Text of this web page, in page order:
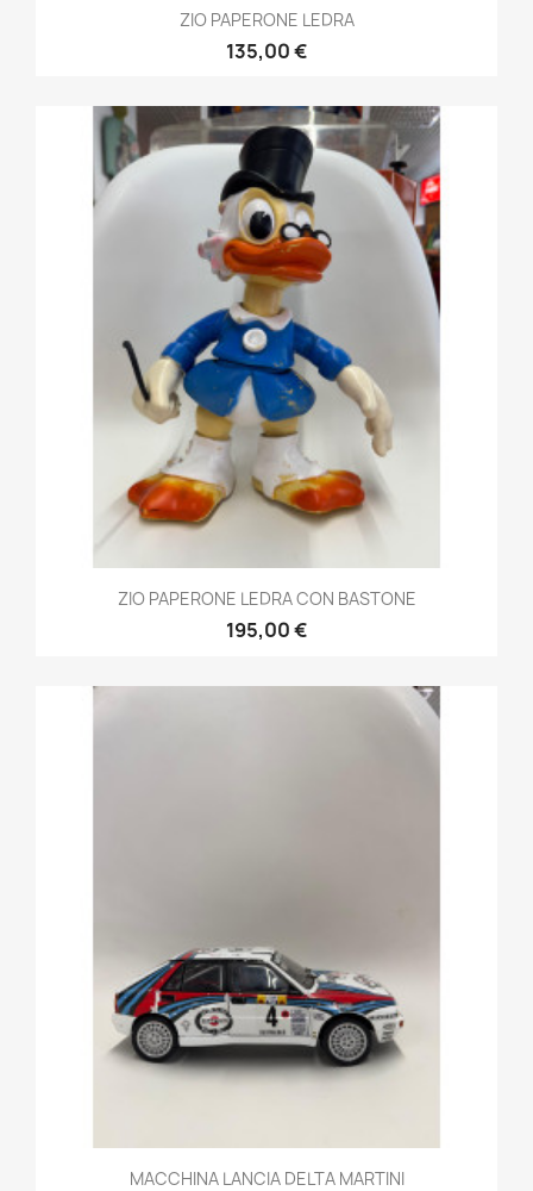
ZIO PAPERONE LEDRA
135,00 €
ZIO PAPERONE LEDRA CON BASTONE
195,00 €
MACCHINA LANCIA DELTA MARTINI